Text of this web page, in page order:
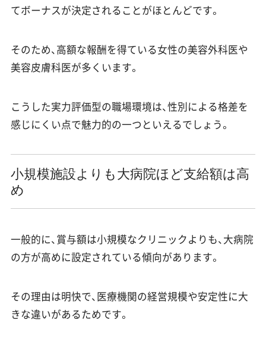
てボーナスが決定されることがほとんどです。
そのため、高額な報酬を得ている女性の美容外科医や
美容皮膚科医が多くいます。
こうした実力評価型の職場環境は、性別による格差を
感じにくい点で魅力的の一つといえるでしょう。
小規模施設よりも大病院ほど支給額は高
め
一般的に、賞与額は小規模なクリニックよりも、大病院
の方が高めに設定されている傾向があります。
その理由は明快で、医療機関の経営規模や安定性に大
きな違いがあるためです。